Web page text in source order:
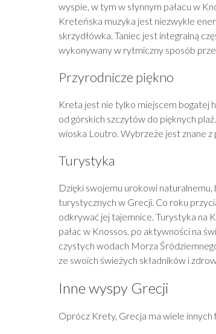
wyspie, w tym w słynnym pałacu w
Kreteńska muzyka jest niezwykle
skrzydłówka. Taniec jest integralną
wykonywany w rytmiczny sposób
Przyrodnicze piękno
Kreta jest nie tylko miejscem bogatej
od górskich szczytów do pięknych
wioska Loutro. Wybrzeże jest znane z
Turystyka
Dzięki swojemu urokowi
turystycznych w Grecji. Co roku
odkrywać jej tajemnice. Turystyka na
pałac w Knossos, po aktywności na
czystych wodach Morza
ze swoich świeżych składników i
Inne wyspy Grecji
Oprócz Krety, Grecja ma wiele